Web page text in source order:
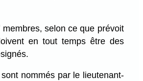
selon ce que prévoit
en tout temps être des
nommés par le lieutenant-